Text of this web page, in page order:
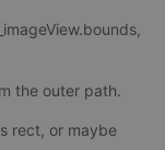
the outer path.
rect, or maybe